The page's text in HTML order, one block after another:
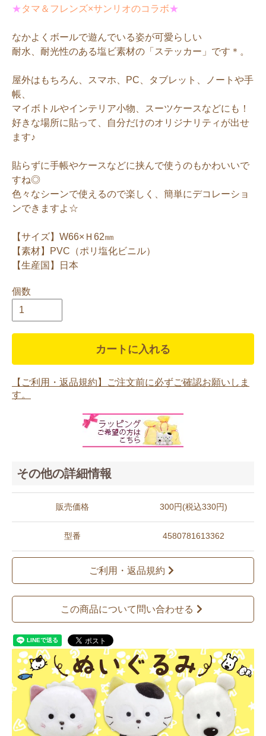
★タマ＆フレンズ×サンリオのコラボ★
なかよくボールで遊んでいる姿が可愛らしい
耐水、耐光性のある塩ビ素材の「ステッカー」です＊。
屋外はもちろん、スマホ、PC、タブレット、ノートや手
帳、
マイボトルやインテリア小物、スーツケースなどにも！
好きな場所に貼って、自分だけのオリジナリティが出せ
ます♪
貼らずに手帳やケースなどに挟んで使うのもかわいいで
すね◎
色々なシーンで使えるので楽しく、簡単にデコレーショ
ンできますよ☆
【サイズ】W66×Ｈ62㎜
【素材】PVC（ポリ塩化ビニル）
【生産国】日本
個数
カートに入れる
【ご利用・返品規約】ご注文前に必ずご確認お願いしま
す。
その他の詳細情報
販売価格 300円(税込330円)
型番 4580781613362
ご利用・返品規約
この商品について問い合わせる